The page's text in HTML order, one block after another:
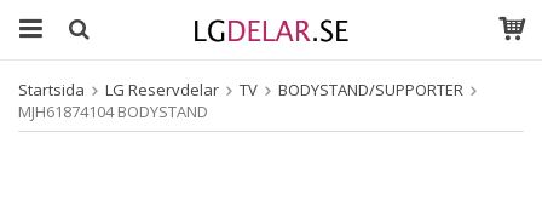
Startsida LG Reservdelar TV
BODYSTAND/SUPPORTER
MJH61874104 BODYSTAND